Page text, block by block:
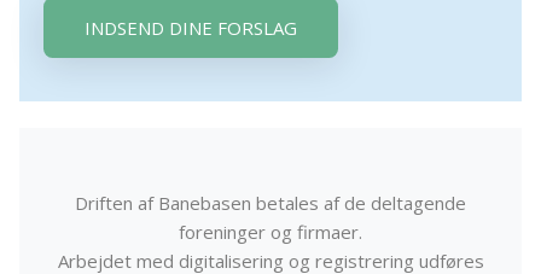
INDSEND DINE FORSLAG
Driften af Banebasen betales af de deltagende
foreninger og firmaer.
Arbejdet med digitalisering og registrering udføres